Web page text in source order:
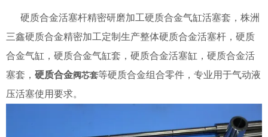
硬质合金活塞杆精密研磨加工硬质合金气缸活塞套，株洲
三鑫硬质合金精密加工定制生产整体硬质合金活塞杆，硬质
合金气缸，硬质合金气缸套， 硬质合金活塞缸， 硬质合金活
塞套， 硬质合金阀芯套等硬质合金组合零件，专业用于气动液
压活塞使用要求。